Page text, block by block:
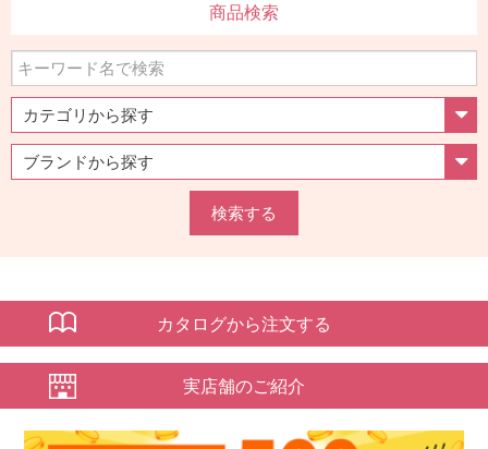
商品検索
検索する
カタログから注文する
実店舗のご紹介